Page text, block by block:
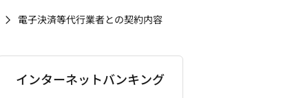
電子決済等代行業者との契約内容
インターネットバンキング